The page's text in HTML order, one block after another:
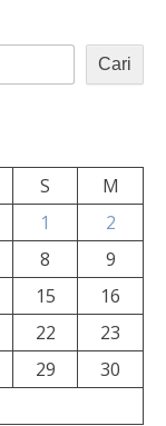
Cari
S
M
1
2
8
9
15
16
22
23
29
30